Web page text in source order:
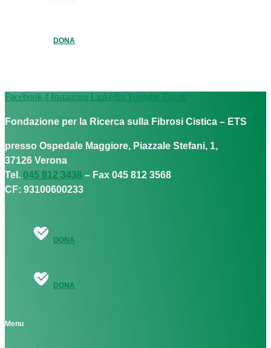
DONA
Facebook-f Instagram Linkedin Youtube Tiktok
Fondazione per la Ricerca sulla Fibrosi Cistica – ETS
presso Ospedale Maggiore, Piazzale Stefani, 1,
37126 Verona
Tel. 045 812 3438 – Fax 045 812 3568
CF: 93100600233
DONA
DONA
Menu